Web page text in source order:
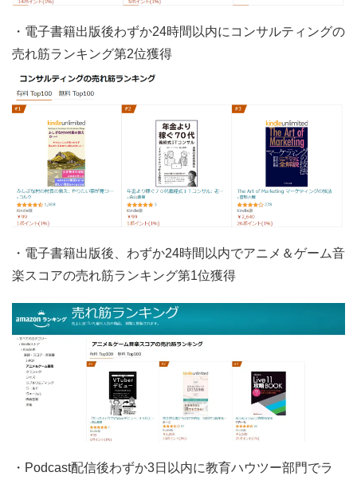
・電子書籍出版後わずか24時間以内にコンサルティングの
売れ筋ランキング第2位獲得
・電子書籍出版後、わずか24時間以内でアニメ＆ゲーム音
楽スコアの売れ筋ランキング第1位獲得
・Podcast配信後わずか3日以内に教育ハウツー部門でラ